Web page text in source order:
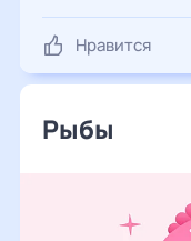
Нравится
Рыбы